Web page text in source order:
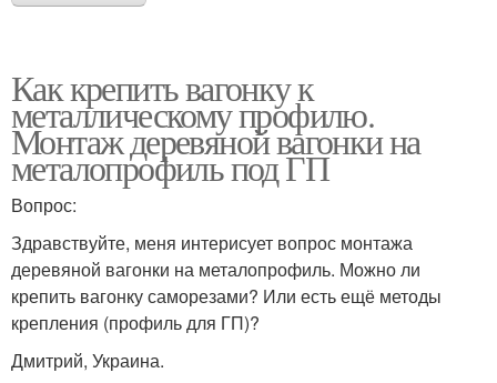
Как крепить вагонку к
металлическому профилю.
Монтаж деревяной вагонки на
металопрофиль под ГП
Вопрос:
Здравствуйте, меня интерисует вопрос монтажа
деревяной вагонки на металопрофиль. Можно ли
крепить вагонку саморезами? Или есть ещё методы
крепления (профиль для ГП)?
Дмитрий, Украина.